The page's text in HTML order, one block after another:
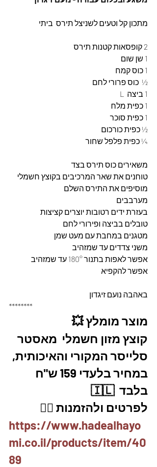
מתכון קל וטעים לשניצל תירס  ביתי
2 קופסאות קטנות תירס
1 שן שום
1 כוס קמח
½  כוס פרורי לחם
1 ביצה  L
1 כפית מלח
1 כפית סוכר
½ כפית כורכום
¼ כפית פלפל שחור
משאירים כוס תירס בצד
טוחנים את שאר המרכיבים בקוצץ חשמלי
מוסיפים את התירס השלם
מערבבים
בעזרת ידים רטובות יוצרים קציצות
טובלים בביצה ופירורי לחם
מטגנים במחבת עם מעט שמן
משני צדדים עד שמזהיב
אפשר לאפות בתנור 180° עד שמזהיב
אפשר להקפיא
באהבה נועם זיגדון
********
מוצר מומלץ 💥
קוצץ מזון חשמלי  מאסטר
סלייסר המקורי והאיכותית,
במחיר בלעדי 159 ש"ח
בלבד  🇮🇱
לפרטים ולהזמנות 👇🏼
https://www.hadealhayo
mi.co.il/products/item/40
89